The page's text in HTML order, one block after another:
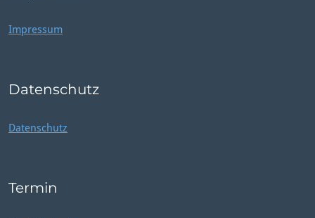
Impressum
Datenschutz
Datenschutz
Termin